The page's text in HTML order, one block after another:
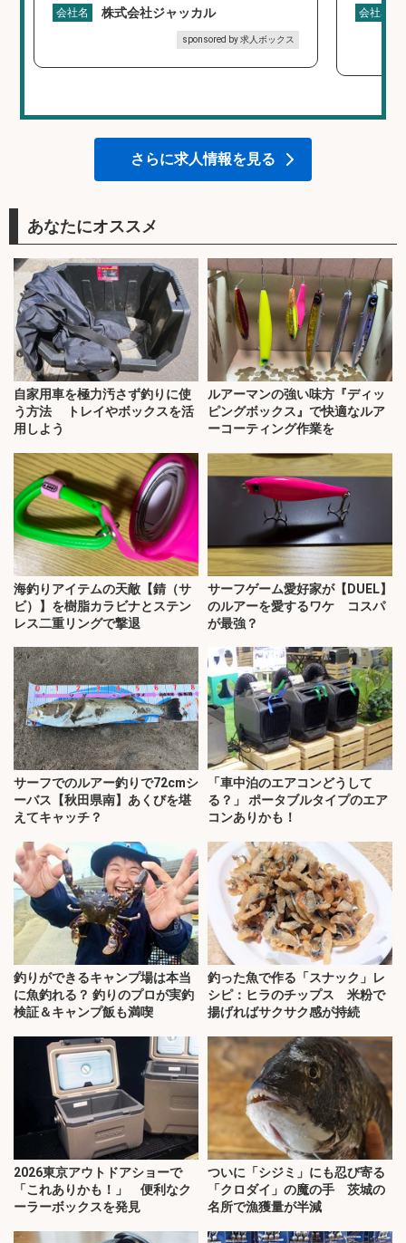
会社名 株式会社ジャッカル
sponsored by 求人ボックス
会社名
さらに求人情報を見る
あなたにオススメ
自家用車を極力汚さず釣りに使
う方法 トレイやボックスを活
用しよう
ルアーマンの強い味方『ディッ
ピングボックス』で快適なルア
ーコーティング作業を
海釣りアイテムの天敵【錆（サ
ビ）】を樹脂カラビナとステン
レス二重リングで撃退
サーフゲーム愛好家が【DUEL】
のルアーを愛するワケ コスパ
が最強？
サーフでのルアー釣りで72cmシ
ーバス【秋田県南】あくびを堪
えてキャッチ？
「車中泊のエアコンどうして
る？」 ポータブルタイプのエア
コンありかも！
釣りができるキャンプ場は本当
に魚釣れる？ 釣りのプロが実釣
検証＆キャンプ飯も満喫
釣った魚で作る「スナック」レ
シピ：ヒラのチップス 米粉で
揚げればサクサク感が持続
2026東京アウトドアショーで
「これありかも！」 便利なク
ーラーボックスを発見
ついに「シジミ」にも忍び寄る
「クロダイ」の魔の手 茨城の
名所で漁獲量が半減